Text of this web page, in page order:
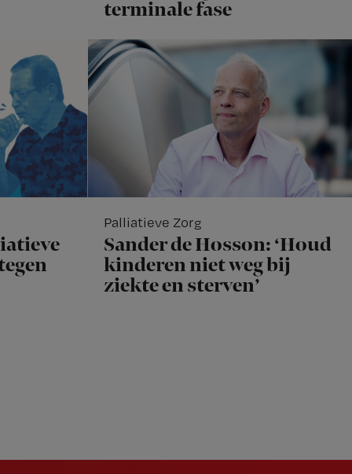
terminale fase
Palliatieve Zorg
Sander de Hosson: ‘Houd
kinderen niet weg bij
ziekte en sterven’